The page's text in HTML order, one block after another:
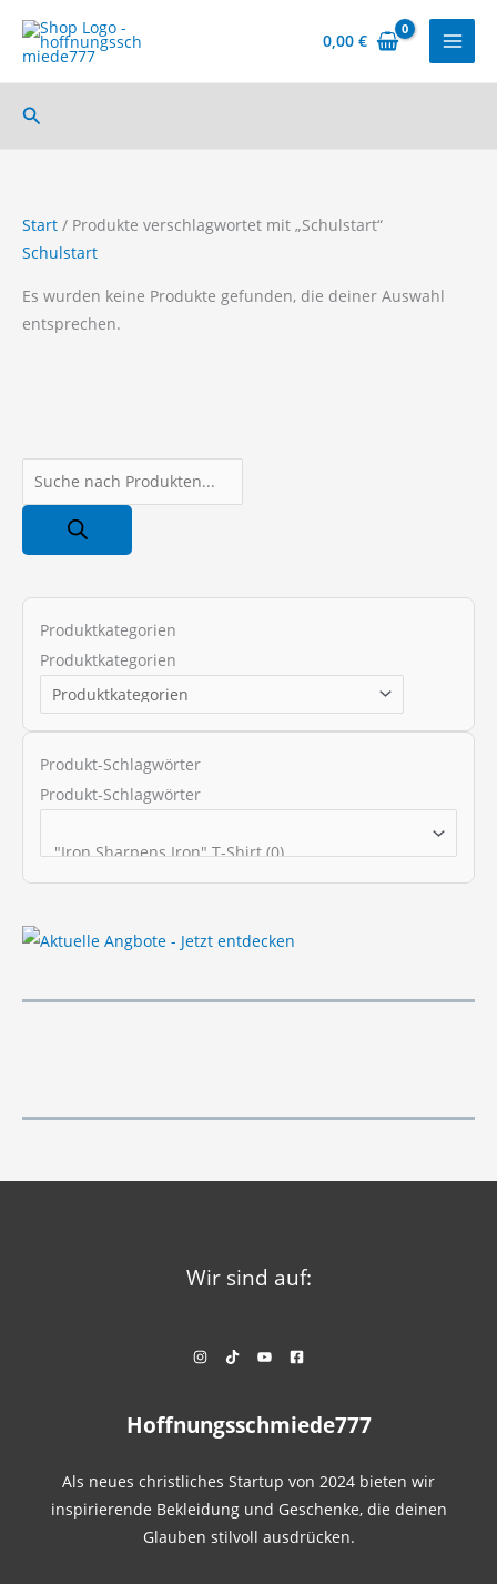
Inhalt
springen
0,00 €
Suchen
r
d
e
Produktkategorien
Produktkategorien
Produkt-Schlagwörter
Produkt-Schlagwörter
Start / Produkte verschlagwortet mit „Schulstart“
Schulstart
Es wurden keine Produkte gefunden, die deiner Auswahl
entsprechen.
Wir sind auf:
Hoffnungsschmiede777
Als neues christliches Startup von 2024 bieten wir
inspirierende Bekleidung und Geschenke, die deinen
Glauben stilvoll ausdrücken.